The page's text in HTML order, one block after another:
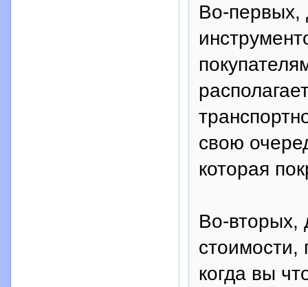
Во-первых,
свою
которая
Во-вторых,
стоимости,
когда вы